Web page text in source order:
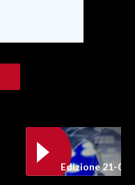
Edizione 21-05-